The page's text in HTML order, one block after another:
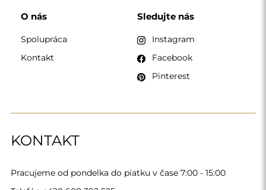
KONTAKT
Pracujeme od pondelka do piatku v čase 7:00 - 15:00
O nás
Spolupráca
Kontakt
Sledujte nás
Instagram
Facebook
Pinterest